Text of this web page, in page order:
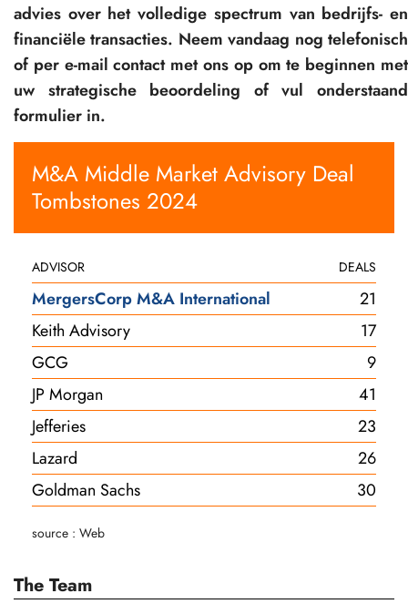
advies over het volledige spectrum van bedrijfs- en
financiële transacties. Neem vandaag nog telefonisch
of per e-mail contact met ons op om te beginnen met
uw strategische beoordeling of vul onderstaand
formulier in.
M&A Middle Market Advisory Deal
Tombstones 2024
ADVISOR DEALS
MergersCorp M&A International
21
Keith Advisory
17
GCG
9
JP Morgan
41
Jefferies
23
Lazard
26
Goldman Sachs
30
source : Web
The Team